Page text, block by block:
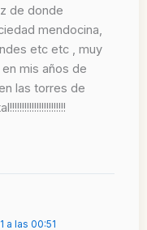
de donde
mendocina,
etc etc , muy
mis años de
las torres de
a las 00:51